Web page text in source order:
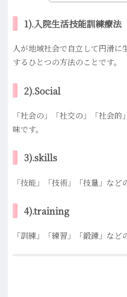
1).入院生活技能訓練療法
人が地域社会で自立して円滑に
するひとつの方法のことです。
2).Social
「社会の」「社交の」「社会
味です。
3).skills
「技能」「技術」「技量」など
4).training
「訓練」「練習」「鍛錬」など